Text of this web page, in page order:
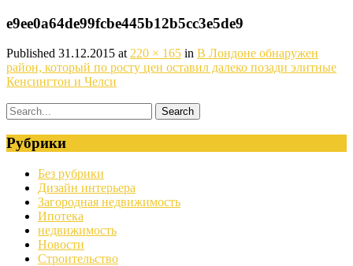
e9ee0a64de99fcbe445b12b5cc3e5de9
Published 31.12.2015 at 220 × 165 in В Лондоне обнаружен
район, который по росту цен оставил далеко позади элитные
Кенсингтон и Челси
Рубрики
Без рубрики
Дизайн интерьера
Загородная недвижимость
Ипотека
недвижимость
Новости
Строительство